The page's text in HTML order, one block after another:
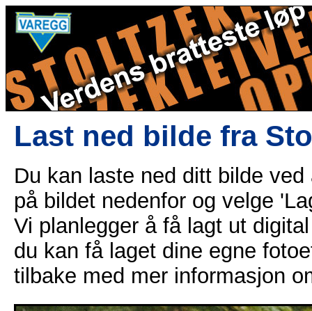
Last ned bilde fra
Du kan laste ned ditt bilde
på bildet nedenfor og velge
Vi planlegger å få lagt ut
du kan få laget dine egne
tilbake med mer informasjon